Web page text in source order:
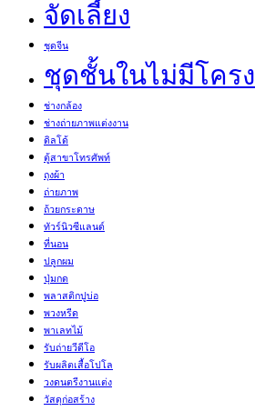
จัดเลี้ยง
ชุดจีน
ชุดชั้นในไม่มีโครง
ช่างกล้อง
ช่างถ่ายภาพแต่งงาน
ดิลโด้
ตู้สาขาโทรศัพท์
ถุงผ้า
ถ่ายภาพ
ถ้วยกระดาษ
ทัวร์นิวซีแลนด์
ที่นอน
ปลูกผม
ปุ่มกด
พลาสติกปูบ่อ
พวงหรีด
พาเลทไม้
รับถ่ายวีดีโอ
รับผลิตเสื้อโปโล
วงดนตรีงานแต่ง
วัสดุก่อสร้าง